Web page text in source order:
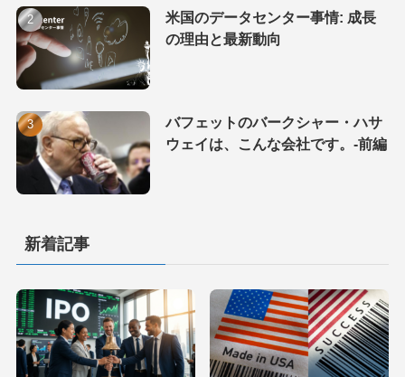
米国のデータセンター事情: 成長
の理由と最新動向
バフェットのバークシャー・ハサ
ウェイは、こんな会社です。-前編
新着記事